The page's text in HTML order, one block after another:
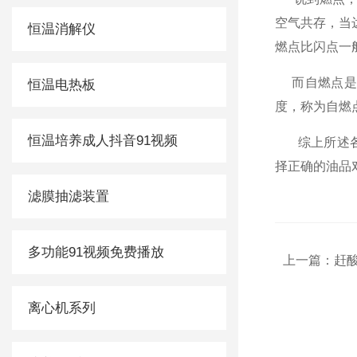
恒温消解仪
恒温电热板
恒温培养成人抖音91视频
滤膜抽滤装置
多功能91视频免费播放
离心机系列
空气共存，
燃点比闪点一般
而自燃点是
度，称为
综上所述各
择正确的油品
上一篇： 赶